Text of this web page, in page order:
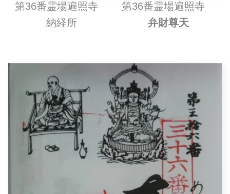
第36番霊場遍照寺
納経所
第36番霊場遍照寺
弁財尊天